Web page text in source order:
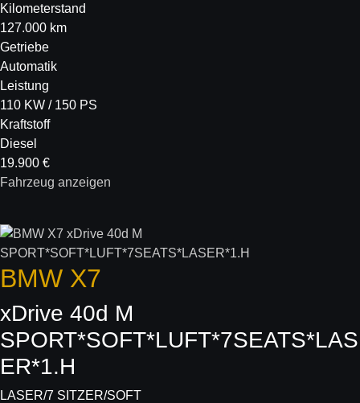
Kilometerstand
127.000 km
Getriebe
Automatik
Leistung
110 KW / 150 PS
Kraftstoff
Diesel
19.900 €
Fahrzeug anzeigen
BMW X7
xDrive 40d M
SPORT*SOFT*LUFT*7SEATS*LAS
ER*1.H
LASER/7 SITZER/SOFT